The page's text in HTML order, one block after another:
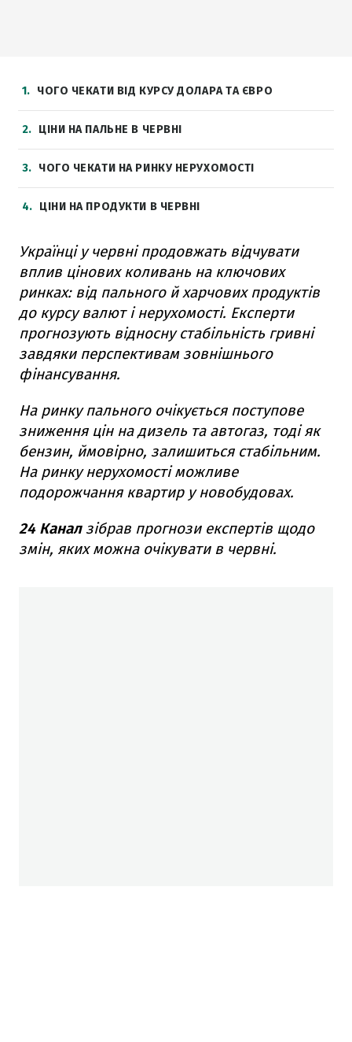
1 ЧОГО ЧЕКАТИ ВІД КУРСУ ДОЛАРА ТА ЄВРО
2 ЦІНИ НА ПАЛЬНЕ В ЧЕРВНІ
3 ЧОГО ЧЕКАТИ НА РИНКУ НЕРУХОМОСТІ
4 ЦІНИ НА ПРОДУКТИ В ЧЕРВНІ
Українці у червні продовжать відчувати
вплив цінових коливань на ключових
ринках: від пального й харчових продуктів
до курсу валют і нерухомості. Експерти
прогнозують відносну стабільність гривні
завдяки перспективам зовнішнього
фінансування.
На ринку пального очікується поступове
зниження цін на дизель та автогаз, тоді як
бензин, ймовірно, залишиться стабільним.
На ринку нерухомості можливе
подорожчання квартир у новобудовах.
24 Каналзібрав прогнози експертів щодо
змін, яких можна очікувати в червні.